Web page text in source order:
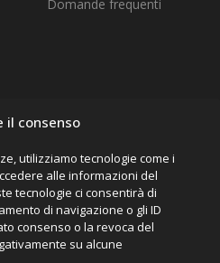
il consenso
utilizziamo tecnologie come i
alle informazioni del
tecnologie ci consentirà di
di navigazione o gli ID
consenso o la revoca del
su alcune
NUOVO
Domande frequenti
NEWSLETTER